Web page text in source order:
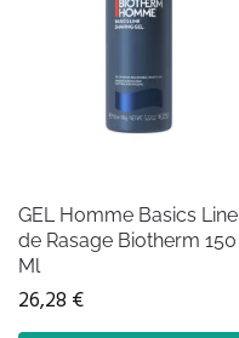
GEL Homme Basics Line
de Rasage Biotherm 150
Ml
26,28 €